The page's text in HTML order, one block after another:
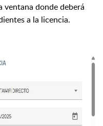
ventana donde deberá
a la licencia.